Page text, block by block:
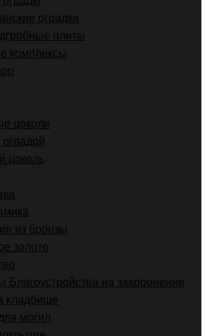
оградки
плиты
комплексы
цоколи
цоколь
из бронзы
золото
Благоустройства на захоронение
кладбище
могил